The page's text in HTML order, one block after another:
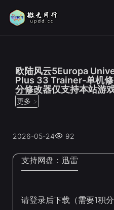
欧陆风云5Europa
Plus 33 Trainer-单机
分修改器仅支持本站游
更多 >
2026-05-24 92
支持网盘： 迅雷
请登录后下载（需要1积